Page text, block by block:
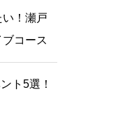
い！瀬戸
コース
ト5選！